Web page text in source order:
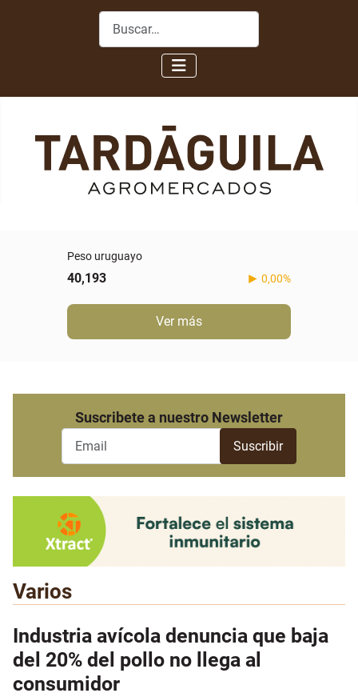
Buscar
Peso uruguayo
40,193 0,00%
Ver más
Suscribete a nuestro Newsletter
Varios
Industria avícola denuncia que baja
del 20% del pollo no llega al
consumidor